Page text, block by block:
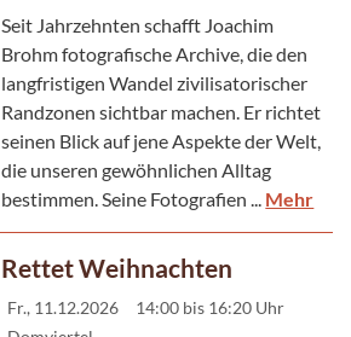
Seit Jahrzehnten schafft Joachim
Brohm fotografische Archive, die den
langfristigen Wandel zivilisatorischer
Randzonen sichtbar machen. Er richtet
seinen Blick auf jene Aspekte der Welt,
die unseren gewöhnlichen Alltag
bestimmen. Seine Fotografien ... Mehr
Rettet Weihnachten
Fr., 11.12.2026
14:00 bis 16:20 Uhr